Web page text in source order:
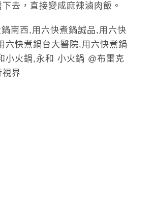
去，直接變成麻辣滷肉飯。